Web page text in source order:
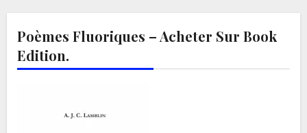
Poèmes Fluoriques – Acheter Sur Book
Edition.